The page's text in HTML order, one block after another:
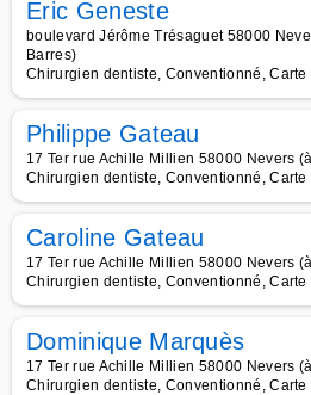
Eric Geneste
boulevard Jérôme Trésaguet 58000
Barres)
Chirurgien dentiste, Conventionné,
Philippe Gateau
17 Ter rue Achille Millien 58000 Nevers
Chirurgien dentiste, Conventionné,
Caroline Gateau
17 Ter rue Achille Millien 58000 Nevers
Chirurgien dentiste, Conventionné,
Dominique Marquès
17 Ter rue Achille Millien 58000 Nevers
Chirurgien dentiste, Conventionné,